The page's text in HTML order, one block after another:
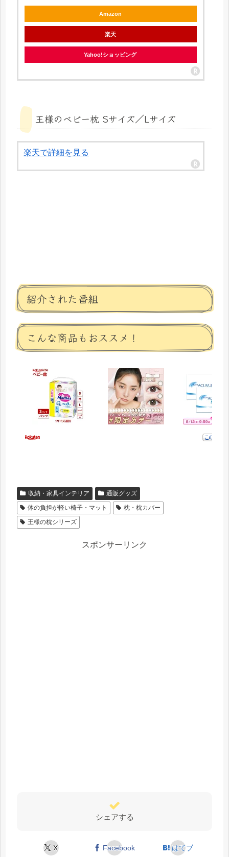
Amazon
楽天
Yahoo!ショッピング
王様のベビー枕 Sサイズ／Lサイズ
楽天で詳細を見る
紹介された番組
こんな商品もおススメ！
収納・家具インテリア
通販グッズ
体の負担が軽い椅子・マット
枕・枕カバー
王様の枕シリーズ
スポンサーリンク
シェアする
X Facebook はてブ